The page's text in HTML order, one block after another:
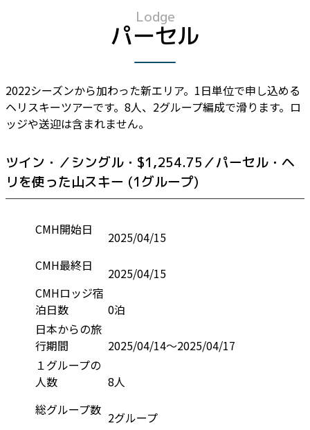
Lodge
パーセル
2022シーズンから加わった新エリア。1日単位で申し込める
ヘリスキーツアーです。8人、2グループ編成で滑ります。ロ
ッジや送迎は含まれません。
ツイン・／シングル・$1,254.75／パーセル・ヘ
リを使った山スキー (1グループ)
CMH開始日
2025/04/15
CMH最終日
2025/04/15
CMHロッジ宿
泊日数
0泊
日本からの旅
行期間
2025/04/14～2025/04/17
１グループの
人数
8人
総グループ数 2グループ